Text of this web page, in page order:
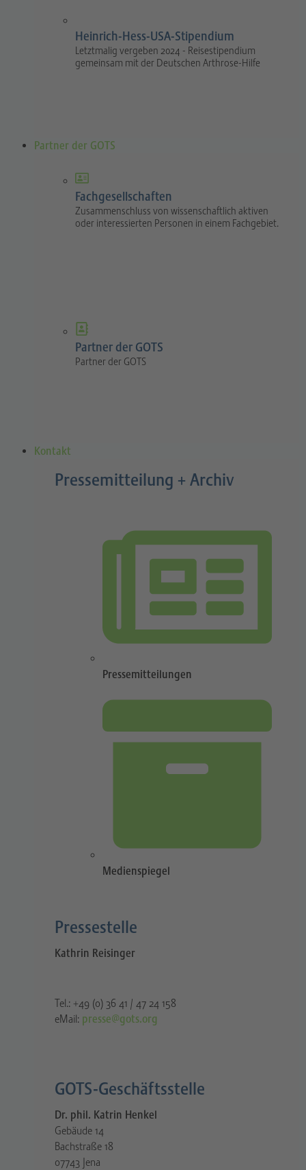
Heinrich-Hess-USA-Stipendium
Letztmalig vergeben 2024 - Reisestipendium
gemeinsam mit der Deutschen Arthrose-Hilfe
Partner der GOTS
Fachgesellschaften
Zusammenschluss von wissenschaftlich aktiven
oder interessierten Personen in einem Fachgebiet.
Partner der GOTS
Partner der GOTS
Kontakt
Pressemitteilung + Archiv
Pressemitteilungen
Medienspiegel
Pressestelle​
Kathrin Reisinger
Tel.: +49 (0) 36 41 / 47 24 158
eMail: presse@gots.org
GOTS-Geschäftsstelle
Dr. phil. Katrin Henkel
Gebäude 14
Bachstraße 18
07743 Jena